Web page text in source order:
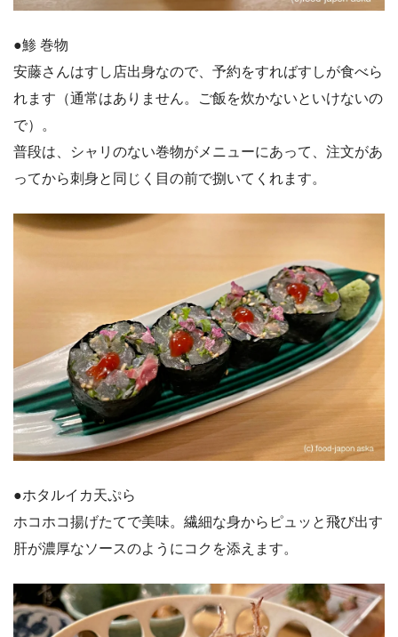
●鯵 巻物
安藤さんはすし店出身なので、予約をすればすしが食べら
れます（通常はありません。ご飯を炊かないといけないの
で）。
普段は、シャリのない巻物がメニューにあって、注文があ
ってから刺身と同じく目の前で捌いてくれます。
●ホタルイカ天ぷら
ホコホコ揚げたてで美味。繊細な身からピュッと飛び出す
肝が濃厚なソースのようにコクを添えます。